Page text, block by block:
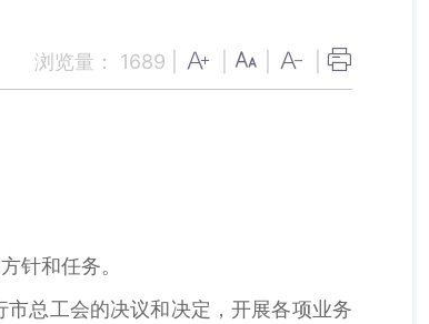
浏览量： 1689
针和任务。
总工会的决议和决定，开展各项业务